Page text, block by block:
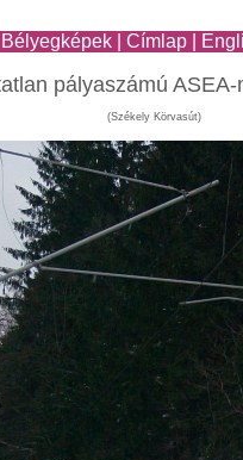
Bélyegképek Címlap
pályaszámú
(Székely Körvasút)